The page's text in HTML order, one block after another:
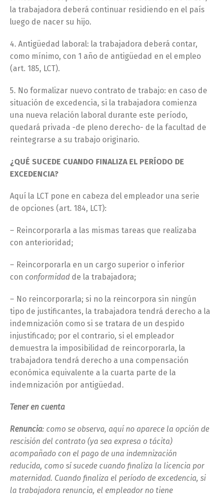
la trabajadora deberá continuar residiendo en el país
luego de nacer su hijo.
4. Antigüedad laboral: la trabajadora deberá contar,
como mínimo, con 1 año de antigüedad en el empleo
(art. 185, LCT).
5. No formalizar nuevo contrato de trabajo: en caso de
situación de excedencia, si la trabajadora comienza
una nueva relación laboral durante este período,
quedará privada -de pleno derecho- de la facultad de
reintegrarse a su trabajo originario.
¿QUÉ SUCEDE CUANDO FINALIZA EL PERÍODO DE
EXCEDENCIA?
Aquí la LCT pone en cabeza del empleador una serie
de opciones (art. 184, LCT):
– Reincorporarla a las mismas tareas que realizaba
con anterioridad;
– Reincorporarla en un cargo superior o inferior
con conformidad de la trabajadora;
– No reincorporarla; si no la reincorpora sin ningún
tipo de justificantes, la trabajadora tendrá derecho a la
indemnización como si se tratara de un despido
injustificado; por el contrario, si el empleador
demuestra la imposibilidad de reincorporarla, la
trabajadora tendrá derecho a una compensación
económica equivalente a la cuarta parte de la
indemnización por antigüedad.
Tener en cuenta
Renuncia: como se observa, aquí no aparece la opción de
rescisión del contrato (ya sea expresa o tácita)
acompañado con el pago de una indemnización
reducida, como sí sucede cuando finaliza la licencia por
maternidad. Cuando finaliza el período de excedencia, si
la trabajadora renuncia, el empleador no tiene